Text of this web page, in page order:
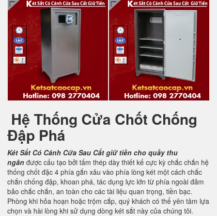
Hệ Thống Cửa Chốt Chống
Đập Phá
Két Sắt Có Cánh Cửa Sau Cất giữ tiền cho quầy thu
ngân được cấu tạo bởi tấm thép dày thiết kế cực kỳ chắc chắn hệ
thống chốt đặc 4 phía gắn xâu vào phía lòng két một cách chắc
chắn chống đập, khoan phá, tác dụng lực lớn từ phía ngoài đảm
bảo chắc chắn, an toàn cho các tài liệu quan trọng, tiền bạc.
Phòng khi hỏa hoạn hoặc trộm cắp, quý khách có thể yên tâm lựa
chọn và hài lòng khi sử dụng dòng két sắt này của chúng tôi.